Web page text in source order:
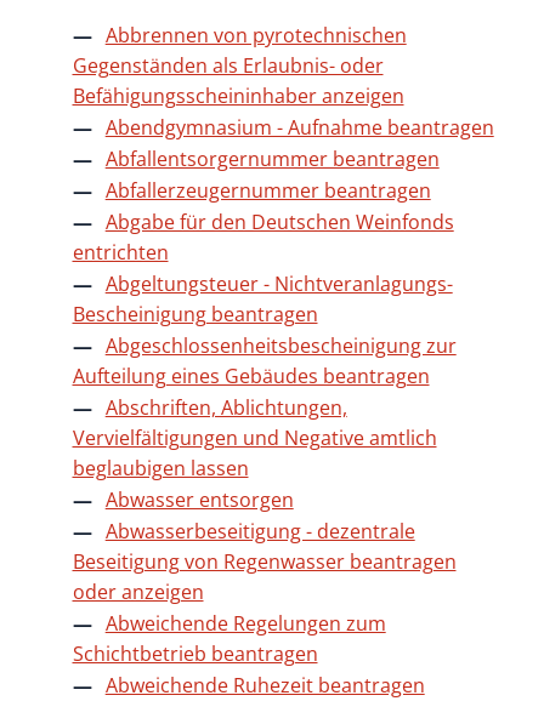
Abbrennen von pyrotechnischen
Gegenständen als Erlaubnis- oder
Befähigungsscheininhaber anzeigen
Abendgymnasium - Aufnahme beantragen
Abfallentsorgernummer beantragen
Abfallerzeugernummer beantragen
Abgabe für den Deutschen Weinfonds
entrichten
Abgeltungsteuer - Nichtveranlagungs-
Bescheinigung beantragen
Abgeschlossenheitsbescheinigung zur
Aufteilung eines Gebäudes beantragen
Abschriften, Ablichtungen,
Vervielfältigungen und Negative amtlich
beglaubigen lassen
Abwasser entsorgen
Abwasserbeseitigung - dezentrale
Beseitigung von Regenwasser beantragen
oder anzeigen
Abweichende Regelungen zum
Schichtbetrieb beantragen
Abweichende Ruhezeit beantragen